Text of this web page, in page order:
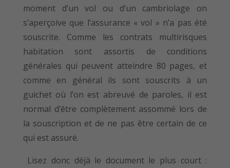
moment d’un vol ou d’un cambriolage on
s’aperçoive que l’assurance « vol » n’a pas été
souscrite. Comme les contrats multirisques
habitation sont assortis de conditions
générales qui peuvent atteindre 80 pages, et
comme en général ils sont souscrits à un
guichet où l’on est abreuvé de paroles, il est
normal d’être complètement assommé lors de
la souscription et de ne pas être certain de ce
qui est assuré.
Lisez donc déjà le document le plus court :